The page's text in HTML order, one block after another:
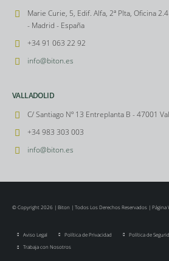
Marie Curie, 5, Edif. Alfa, 2ª Plta, Oficina
- Madrid - España
+34 91 063 22 92
info@biton.es
VALLADOLID
C/ Santiago Nº 13 Entreplanta B - 47001
+34 983 303 003
info@biton.es
© Copyright 2026 | Biton | Todos Los Derechos Reservados | Página
Aviso Legal Política de Privacidad Política de
Trabaja con Nosotros